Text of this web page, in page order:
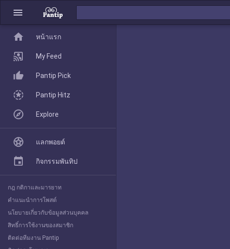
menu
home
Pantip Pick
Explore
home หน้าแรก
My Feed
Pantip Pick
Pantip Hitz
Explore
แลกพอยต์
กิจกรรมพันทิป
กฎ กติกาและมารยาท
คำแนะนำการโพสต์
นโยบายเกี่ยวกับข้อมูลส่วนบุคคล
สิทธิ์การใช้งานของสมาชิก
ติดต่อทีมงาน Pantip